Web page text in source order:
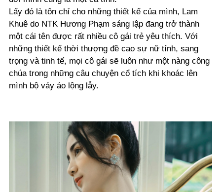
Lấy đó là tôn chỉ cho những thiết kế của mình, Lam
Khuê do NTK Hương Phạm sáng lập đang trở thành
một cái tên được rất nhiều cô gái trẻ yêu thích. Với
những thiết kế thời thượng đề cao sự nữ tính, sang
trọng và tinh tế, mọi cô gái sẽ luôn như một nàng công
chúa trong những câu chuyện cổ tích khi khoác lên
mình bộ váy áo lộng lẫy.